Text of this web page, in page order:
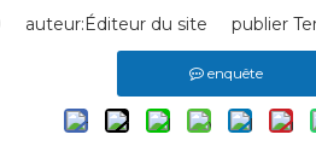
auteur:Éditeur du site publier
enquête